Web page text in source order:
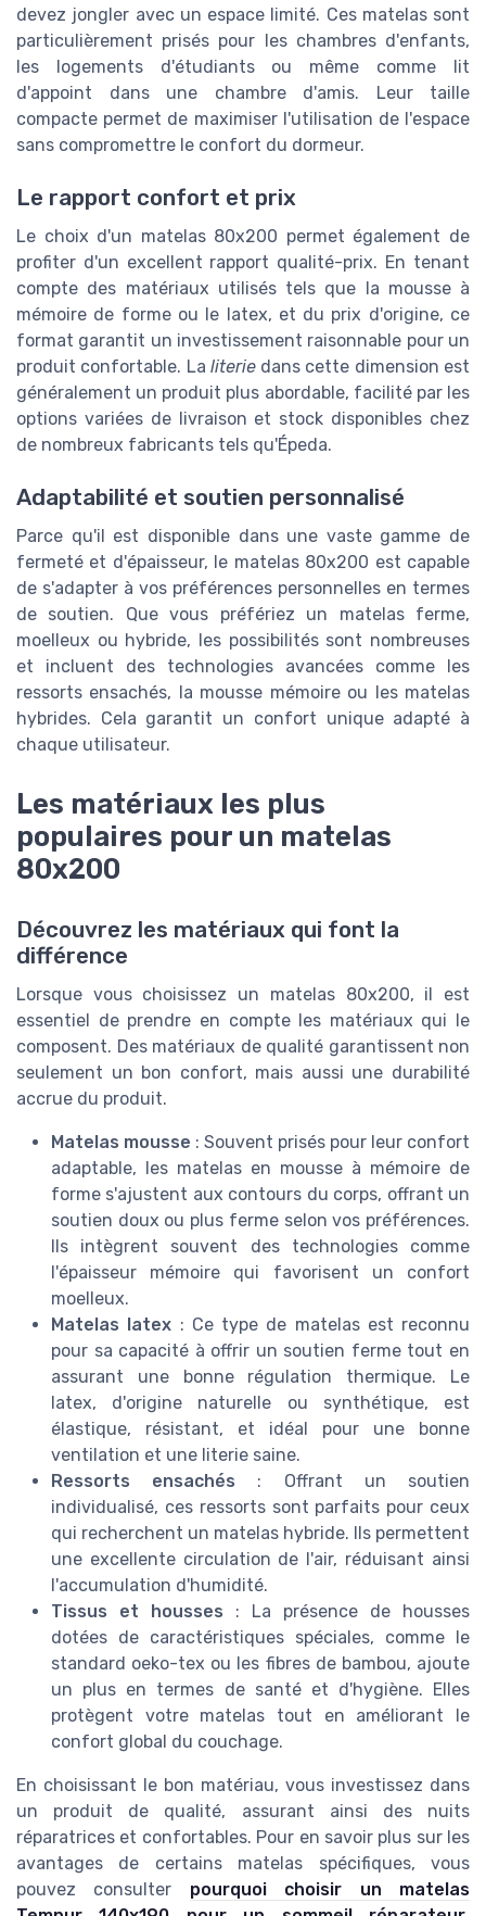
devez jongler avec un espace limité. Ces matelas sont
particulièrement prisés pour les chambres d'enfants,
les logements d'étudiants ou même comme lit
d'appoint dans une chambre d'amis. Leur taille
compacte permet de maximiser l'utilisation de l'espace
sans compromettre le confort du dormeur.
Le rapport confort et prix
Le choix d'un matelas 80x200 permet également de
profiter d'un excellent rapport qualité-prix. En tenant
compte des matériaux utilisés tels que la mousse à
mémoire de forme ou le latex, et du prix d'origine, ce
format garantit un investissement raisonnable pour un
produit confortable. La literiedans cette dimension est
généralement un produit plus abordable, facilité par les
options variées de livraison et stock disponibles chez
de nombreux fabricants tels qu'Épeda.
Adaptabilité et soutien personnalisé
Parce qu'il est disponible dans une vaste gamme de
fermeté et d'épaisseur, le matelas 80x200 est capable
de s'adapter à vos préférences personnelles en termes
de soutien. Que vous préfériez un matelas ferme,
moelleux ou hybride, les possibilités sont nombreuses
et incluent des technologies avancées comme les
ressorts ensachés, la mousse mémoire ou les matelas
hybrides. Cela garantit un confort unique adapté à
chaque utilisateur.
Les matériaux les plus
populaires pour un matelas
80x200
Découvrez les matériaux qui font la
différence
Lorsque vous choisissez un matelas 80x200, il est
essentiel de prendre en compte les matériaux qui le
composent. Des matériaux de qualité garantissent non
seulement un bon confort, mais aussi une durabilité
accrue du produit.
Matelas mousse : Souvent prisés pour leur confort
adaptable, les matelas en mousse à mémoire de
forme s'ajustent aux contours du corps, offrant un
soutien doux ou plus ferme selon vos préférences.
Ils intègrent souvent des technologies comme
l'épaisseur mémoire qui favorisent un confort
moelleux.
Matelas latex : Ce type de matelas est reconnu
pour sa capacité à offrir un soutien ferme tout en
assurant une bonne régulation thermique. Le
latex, d'origine naturelle ou synthétique, est
élastique, résistant, et idéal pour une bonne
ventilation et une literie saine.
Ressorts ensachés : Offrant un soutien
individualisé, ces ressorts sont parfaits pour ceux
qui recherchent un matelas hybride. Ils permettent
une excellente circulation de l'air, réduisant ainsi
l'accumulation d'humidité.
Tissus et housses : La présence de housses
dotées de caractéristiques spéciales, comme le
standard oeko-tex ou les fibres de bambou, ajoute
un plus en termes de santé et d'hygiène. Elles
protègent votre matelas tout en améliorant le
confort global du couchage.
En choisissant le bon matériau, vous investissez dans
un produit de qualité, assurant ainsi des nuits
réparatrices et confortables. Pour en savoir plus sur les
avantages de certains matelas spécifiques, vous
pouvez consulter pourquoi choisir un matelas